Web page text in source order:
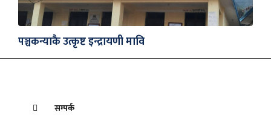
पञ्चकन्याकै उत्कृष्ट इन्द्रायणी मावि
सम्पर्क